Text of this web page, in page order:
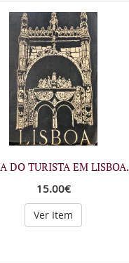
DO TURISTA EM LISBOA.
15.00€
Ver Item